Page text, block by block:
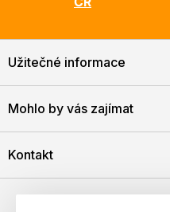
Užitečné informace
Mohlo by vás zajímat
Kontakt